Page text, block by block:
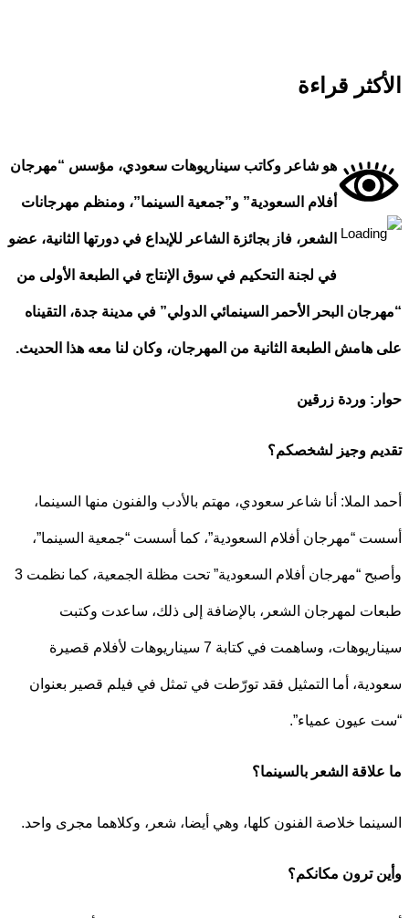
قراءة
هو شاعر وكاتب سيناريوهات سعودي، مؤسس “مهرجان
أفلام السعودية” و”جمعية السينما”، ومنظم مهرجانات
الشعر، فاز بجائزة الشاعر للإبداع في دورتها الثانية، عضو
في لجنة التحكيم في سوق الإنتاج في الطبعة الأولى من
البحر الأحمر السينمائي الدولي” في مدينة جدة، التقيناه
الطبعة الثانية من المهرجان، وكان لنا معه هذا الحديث.
وردة زرقين
وجيز لشخصكم؟
الملا: أنا شاعر سعودي، مهتم بالأدب والفنون منها السينما،
“مهرجان أفلام السعودية”، كما أسست “جمعية السينما”،
وأصبح “مهرجان أفلام السعودية” تحت مظلة الجمعية، كما نظمت 3
لمهرجان الشعر، بالإضافة إلى ذلك، ساعدت وكتبت
سيناريوهات، وساهمت في كتابة 7 سيناريوهات لأفلام قصيرة
أما التمثيل فقد تورّطت في تمثل في فيلم قصير بعنوان
عيون عمياء”.
الشعر بالسينما؟
خلاصة الفنون كلها، وهي أيضا، شعر، وكلاهما مجرى واحد.
ترون مكانكم؟